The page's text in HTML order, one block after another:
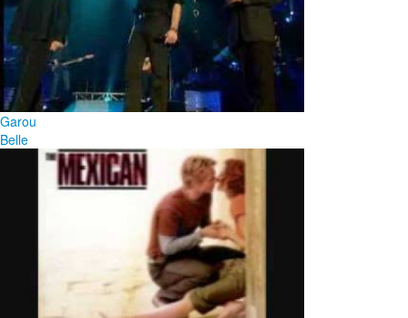
Garou
Belle